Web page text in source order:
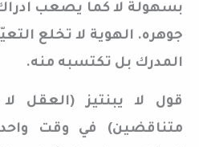
بسهولة لا كما يصعب
جوهره. الهوية لا تخلع
المدرك بل تكتسبه منه.
قول لا يبنتيز (العقل
متناقضين) في وقت